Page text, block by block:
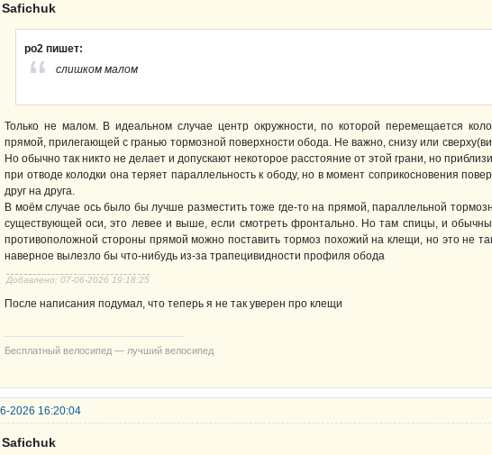
Safichuk
po2 пишет:
слишком малом
Только не малом. В идеальном случае центр окружности, по которой перемещается
прямой, прилегающей с гранью тормозной поверхности обода. Не важно, снизу или
Но обычно так никто не делает и допускают некоторое расстояние от этой грани, но
при отводе колодки она теряет параллельность к ободу, но в момент соприкосновения
друг на друга.
В моём случае ось было бы лучше разместить тоже где-то на прямой, параллельной
существующей оси, это левее и выше, если смотреть фронтально. Но там спицы, и
противоположной стороны прямой можно поставить тормоз похожий на клещи, но это не
наверное вылезло бы что-нибудь из-за трапецивидности профиля обода
Добавлено: 07-06-2026 19:18:25
После написания подумал, что теперь я не так уверен про клещи
Бесплатный велосипед — лучший велосипед
2026 16:20:04
Safichuk